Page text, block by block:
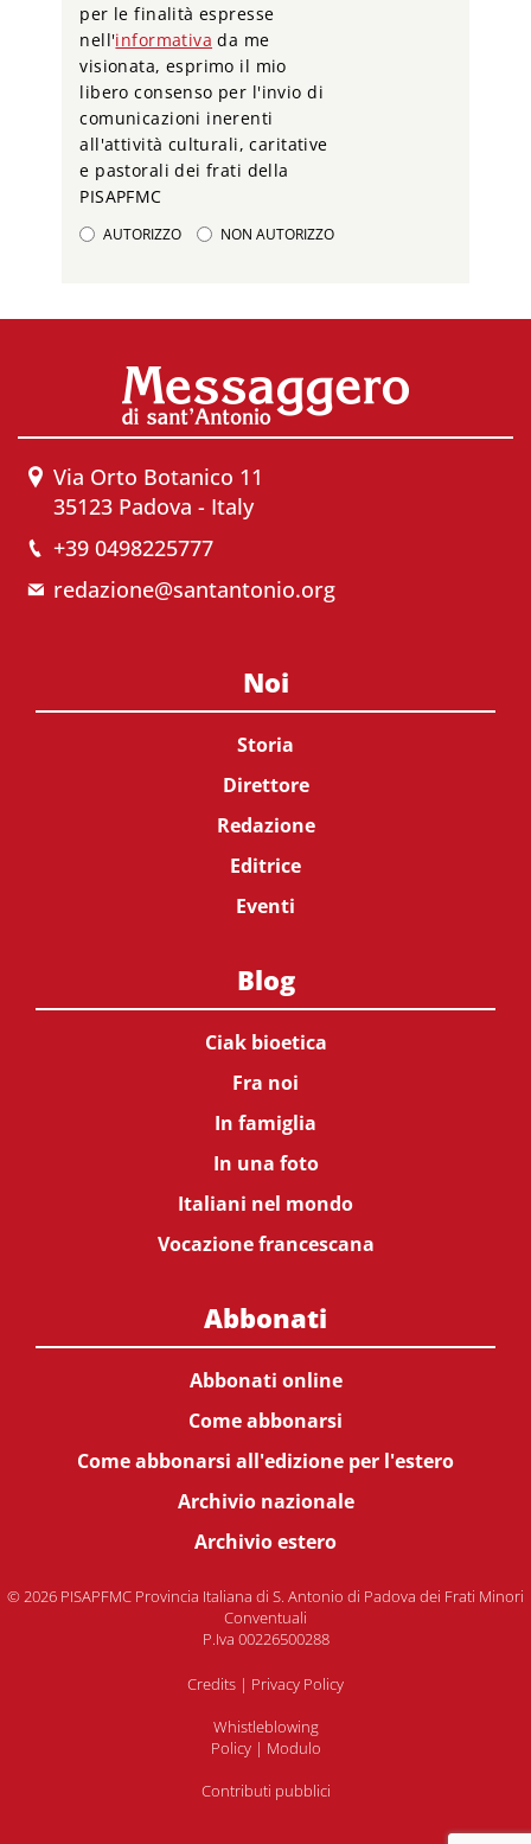
per le finalità espresse
nell'informativa da me
visionata, esprimo il mio
libero consenso per l'invio di
comunicazioni inerenti
all'attività culturali, caritative
e pastorali dei frati della
PISAPFMC
AUTORIZZO NON AUTORIZZO
Via Orto Botanico 11
35123 Padova - Italy
+39 0498225777
redazione@santantonio.org
Noi
Storia
Direttore
Redazione
Editrice
Eventi
Blog
Ciak bioetica
Fra noi
In famiglia
In una foto
Italiani nel mondo
Vocazione francescana
Abbonati
Abbonati online
Come abbonarsi
Come abbonarsi all'edizione per l'estero
Archivio nazionale
Archivio estero
© 2026 PISAPFMC Provincia Italiana di S. Antonio di Padova dei Frati Minori
Conventuali
P.Iva 00226500288
Credits | Privacy Policy
Whistleblowing
Policy| Modulo
Contributi pubblici